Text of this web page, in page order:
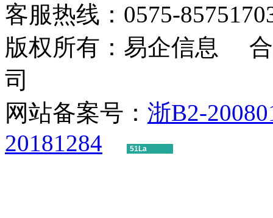
客服热线：0575-
版权所有：易企信息 合
司
网站备案号： 浙B2-
20181284
51La